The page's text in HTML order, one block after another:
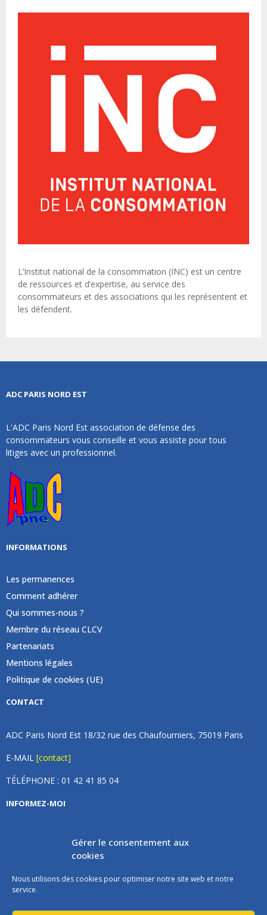
Gérer le consentement aux
cookies
Nous utilisons des cookies pour optimiser notre site web et notre
service.
L’Institut national de la consommation (INC) est un centre
de ressources et d’expertise, au service des
consommateurs et des associations qui les représentent et
les défendent.
ADC PARIS NORD EST
L'ADC Paris Nord Est association de défense des
consommateurs vous conseille et vous assiste pour tous
litiges avec un professionnel.
INFORMATIONS
Les permanences
Comment adhérer
Qui sommes-nous ?
Membre du réseau CLCV
Partenariats
Mentions légales
Politique de cookies (UE)
CONTACT
ADC Paris Nord Est 18/32 rue des Chaufourniers, 75019 Paris
E-MAIL [contact]
TÉLÉPHONE : 01 42 41 85 04
INFORMEZ-MOI
Inscrivez vous à notre newsletter et recevez une fois par
mois de nos nouvelles, aucun spam (on promet).